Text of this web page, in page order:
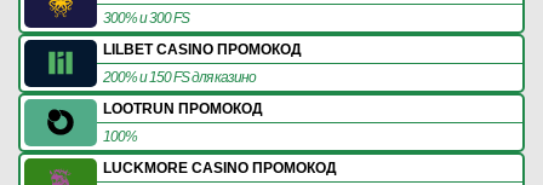
300% и 300 FS
LILBET CASINO ПРОМОКОД
200% и 150 FS для казино
LOOTRUN ПРОМОКОД
100%
LUCKMORE CASINO ПРОМОКОД